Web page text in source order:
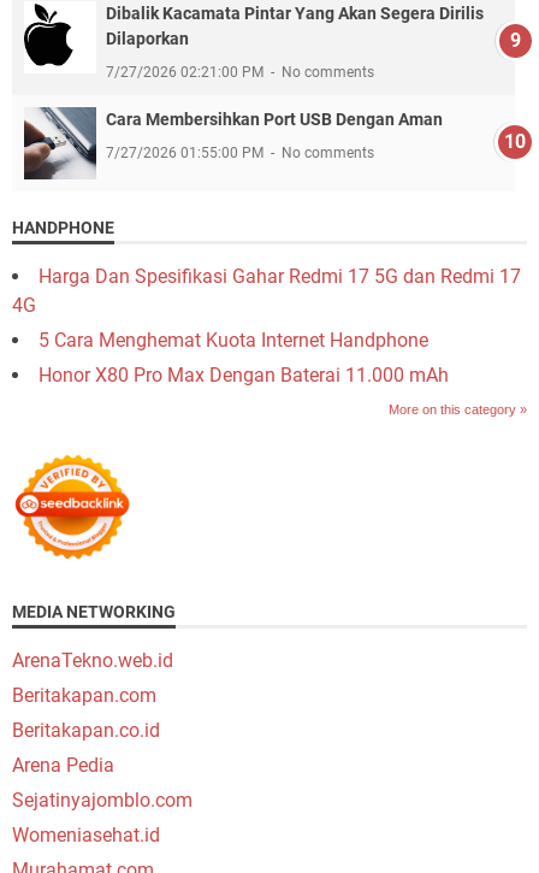
Dibalik Kacamata Pintar Yang Akan Segera Dirilis
Dilaporkan
7/27/2026 02:21:00 PM No comments
Cara Membersihkan Port USB Dengan Aman
7/27/2026 01:55:00 PM No comments
HANDPHONE
Harga Dan Spesifikasi Gahar Redmi 17 5G dan Redmi 17
4G
5 Cara Menghemat Kuota Internet Handphone
Honor X80 Pro Max Dengan Baterai 11.000 mAh
More on this category »
MEDIA NETWORKING
ArenaTekno.web.id
Beritakapan.com
Beritakapan.co.id
Arena Pedia
Sejatinyajomblo.com
Womeniasehat.id